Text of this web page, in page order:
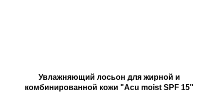
Увлажняющий лосьон для жирной и
комбинированной кожи "Acu moist SPF 15"